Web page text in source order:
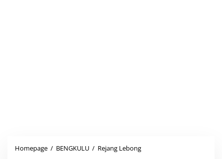
Homepage / BENGKULU / Rejang Lebong